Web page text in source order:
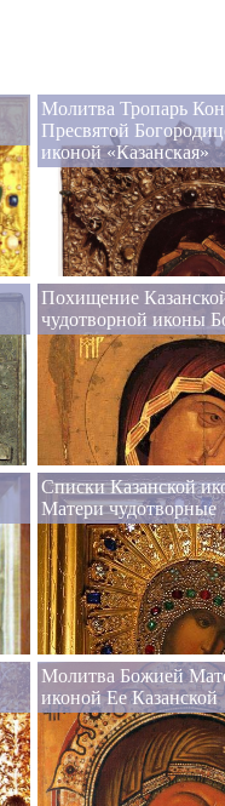
Молитва Тропарь
Пресвятой
иконой «Казанская»
Похищение
чудотворной иконы
Списки Казанской
Матери чудотворные
Молитва Божией
иконой Ее Казанской